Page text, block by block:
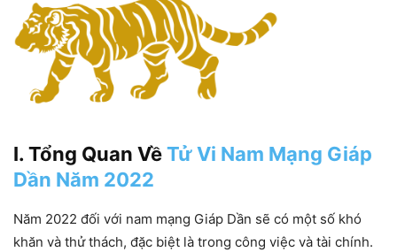
I. Tổng Quan VềTử Vi Nam Mạng Giáp
Dần Năm 2022
Năm 2022 đối với nam mạng Giáp Dần sẽ có một số khó
khăn và thử thách, đặc biệt là trong công việc và tài chính.